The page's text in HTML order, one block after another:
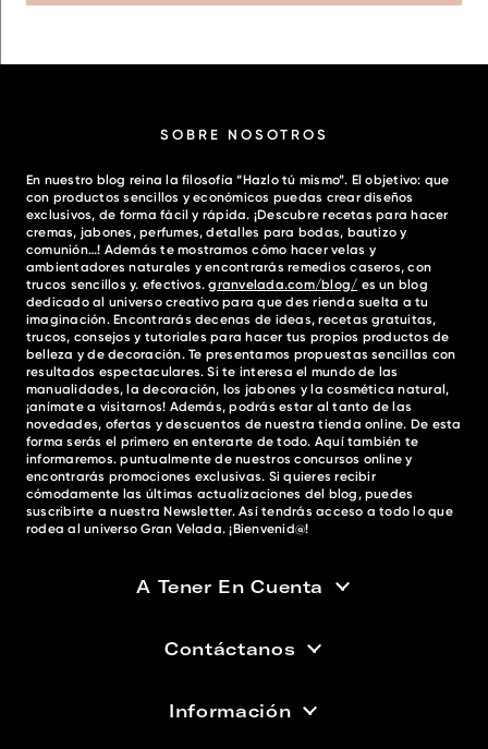
SOBRE NOSOTROS
En nuestro blog reina la filosofía “Hazlo tú mismo”. El objetivo: que
con productos sencillos y económicos puedas crear diseños
exclusivos, de forma fácil y rápida. ¡Descubre recetas para hacer
cremas, jabones, perfumes, detalles para bodas, bautizo y
comunión…! Además te mostramos cómo hacer velas y
ambientadores naturales y encontrarás remedios caseros, con
trucos sencillos y. efectivos. granvelada.com/blog/ es un blog
dedicado al universo creativo para que des rienda suelta a tu
imaginación. Encontrarás decenas de ideas, recetas gratuitas,
trucos, consejos y tutoriales para hacer tus propios productos de
belleza y de decoración. Te presentamos propuestas sencillas con
resultados espectaculares. Si te interesa el mundo de las
manualidades, la decoración, los jabones y la cosmética natural,
¡anímate a visitarnos! Además, podrás estar al tanto de las
novedades, ofertas y descuentos de nuestra tienda online. De esta
forma serás el primero en enterarte de todo. Aquí también te
informaremos. puntualmente de nuestros concursos online y
encontrarás promociones exclusivas. Si quieres recibir
cómodamente las últimas actualizaciones del blog, puedes
suscribirte a nuestra Newsletter. Así tendrás acceso a todo lo que
rodea al universo Gran Velada. ¡Bienvenid@!
A Tener En Cuenta
Contáctanos
Información